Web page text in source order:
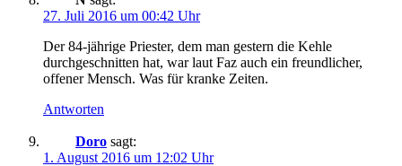
27. Juli 2016 um 00:42 Uhr
Der 84-jährige Priester, dem man gestern die Kehle
durchgeschnitten hat, war laut Faz auch ein freundlicher,
offener Mensch. Was für kranke Zeiten.
Antworten
Doro sagt:
1. August 2016 um 12:02 Uhr